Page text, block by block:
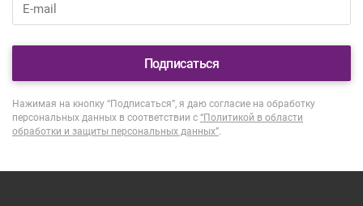
Подписаться
Нажимая на кнопку “Подписаться”, я даю согласие на обработку
персональных данных в соответствии с “Политикой в области
обработки и защиты персональных данных”.